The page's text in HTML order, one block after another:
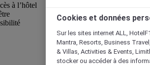
à l’hôtel
Cookies et données
Sur les sites internet ALL,
Mantra, Resorts, Business
& Villas, Activities & Events,
stocker ou accéder à des